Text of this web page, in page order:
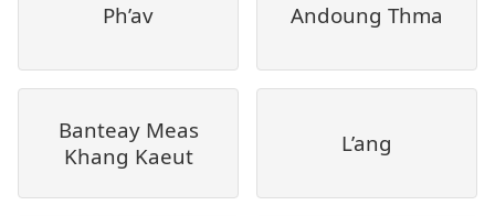
Ph’av Andoung Thma
Banteay Meas
Khang Kaeut
L’ang